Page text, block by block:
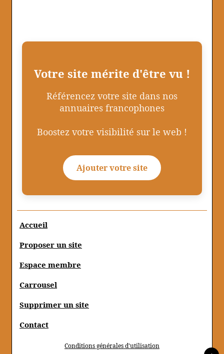
Votre site mérite d'être vu !
Référencez votre site dans nos
annuaires francophones
Boostez votre visibilité sur le web !
Ajouter votre site
Accueil
Proposer un site
Espace membre
Carrousel
Supprimer un site
Contact
Conditions générales d'utilisation